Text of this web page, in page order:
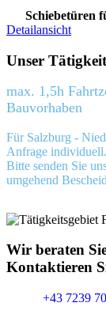
Schiebetüren
Detailansicht
Unser
max. 1,5h
Bauvorhaben
Für Salzburg -
Anfrage individuell.
Bitte senden Sie
umgehend
Wir beraten
Kontaktieren
+43 7239